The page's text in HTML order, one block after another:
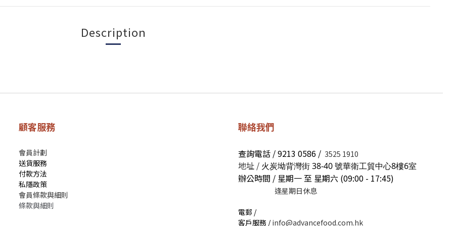
Description
顧客服務
會員計劃
送貨服務
付款方法
私隱政策
會員條款與細則
條款與細則
聯絡我們
查詢電話 / 9213 0586 / 3525 1910
地址 / 火炭坳背灣街 38-40 號華衛工貿中心8樓6室
辦公時間 / 星期一 至 星期六 (09:00 - 17:45)
逢星期日休息
電郵 /
客戶服務 /info@advancefood.com.hk